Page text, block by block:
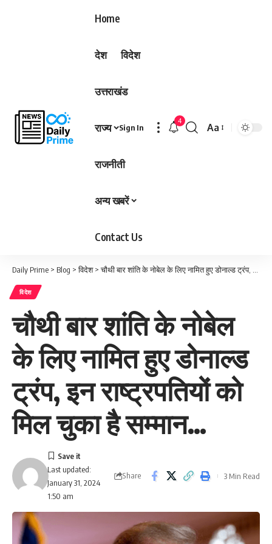
Home
देश विदेश
उत्तराखंड
राज्य
राजनीती
अन्य खबरें
Contact Us
Sign In
4
Font
Aa
Daily Prime > Blog >विदेश>चौथी बार शांति के नोबेल के लिए नामित हुए डोनाल्ड ट्रंप, इन राष्ट्रपतियों को मिल चुका है सम्मान…
विदेश
चौथी बार शांति के नोबेल
के लिए नामित हुए डोनाल्ड
ट्रंप, इन राष्ट्रपतियों को
मिल चुका है सम्मान…
Last updated:
January 31, 2024
1:50 am
Share 3 Min Read